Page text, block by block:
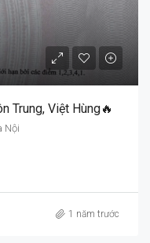
Trung, Việt Hùng🔥
Nội
1 năm trước